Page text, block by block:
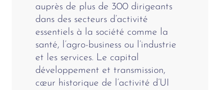
auprès de plus de 300 dirigeants
dans des secteurs d’activité
essentiels à la société comme la
santé, l’agro-business ou l’industrie
et les services. Le capital
développement et transmission,
cœur historique de l’activité d’UI